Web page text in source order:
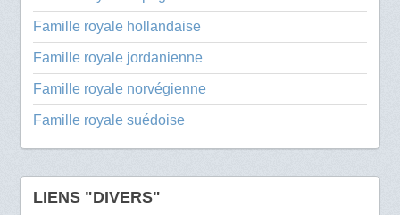
Famille royale hollandaise
Famille royale jordanienne
Famille royale norvégienne
Famille royale suédoise
LIENS "DIVERS"